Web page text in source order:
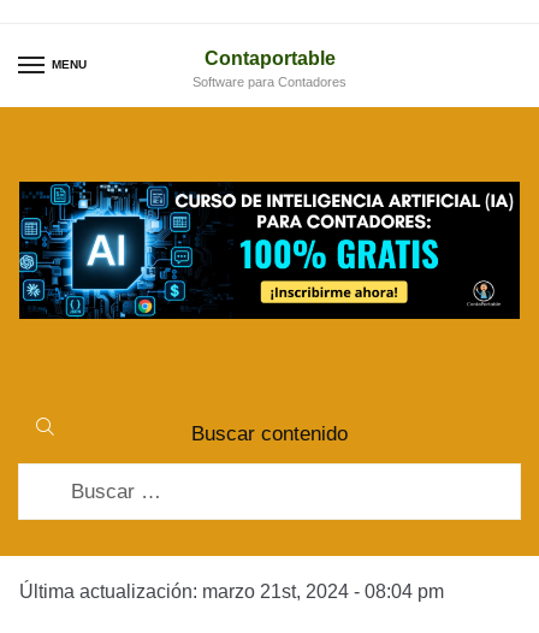
to
to
MENU Contaportable
Software para Contadores
Buscar contenido
Última actualización: marzo 21st, 2024 - 08:04 pm